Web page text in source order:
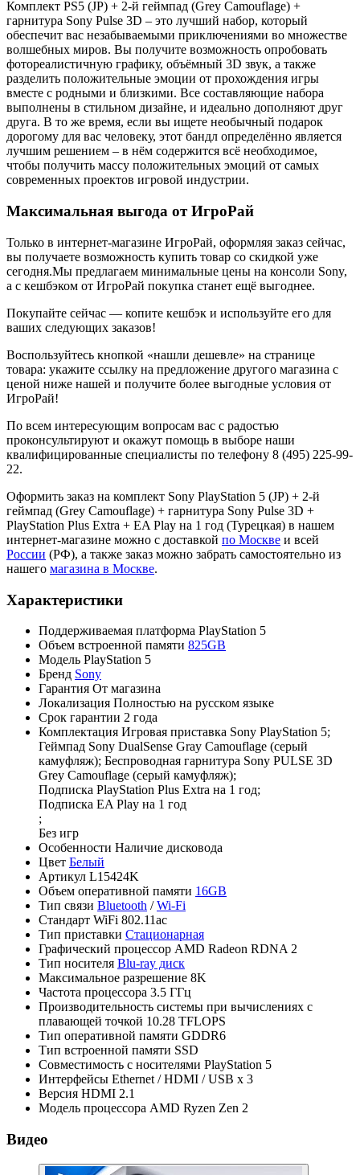
Комплект PS5 (JP) + 2-й геймпад (Grey Camouflage) +
гарнитура Sony Pulse 3D – это лучший набор, который
обеспечит вас незабываемыми приключениями во множестве
волшебных миров. Вы получите возможность опробовать
фотореалистичную графику, объёмный 3D звук, а также
разделить положительные эмоции от прохождения игры
вместе с родными и близкими. Все составляющие набора
выполнены в стильном дизайне, и идеально дополняют друг
друга. В то же время, если вы ищете необычный подарок
дорогому для вас человеку, этот бандл определённо является
лучшим решением – в нём содержится всё необходимое,
чтобы получить массу положительных эмоций от самых
современных проектов игровой индустрии.
Максимальная выгода от ИгроРай
Только в интернет-магазине ИгроРай, оформляя заказ сейчас,
вы получаете возможность купить товар со скидкой уже
сегодня.Мы предлагаем минимальные цены на консоли Sony,
а с кешбэком от ИгроРай покупка станет ещё выгоднее.
Покупайте сейчас — копите кешбэк и используйте его для
ваших следующих заказов!
Воспользуйтесь кнопкой «нашли дешевле» на странице
товара: укажите ссылку на предложение другого магазина с
ценой ниже нашей и получите более выгодные условия от
ИгроРай!
По всем интересующим вопросам вас с радостью
проконсультируют и окажут помощь в выборе наши
квалифицированные специалисты по телефону 8 (495) 225-99-
22.
Оформить заказ на комплект Sony PlayStation 5 (JP) + 2-й
геймпад (Grey Camouflage) + гарнитура Sony Pulse 3D +
PlayStation Plus Extra + EA Play на 1 год (Турецкая) в нашем
интернет-магазине можно с доставкой по Москве и всей
России (РФ), а также заказ можно забрать самостоятельно из
нашего магазина в Москве.
Характеристики
Поддерживаемая платформа PlayStation 5
Объем встроенной памяти 825GB
Модель PlayStation 5
Бренд Sony
Гарантия От магазина
Локализация Полностью на русском языке
Срок гарантии 2 года
Комплектация Игровая приставка Sony PlayStation 5;
Геймпад Sony DualSense Gray Camouflage (серый
камуфляж); Беспроводная гарнитура Sony PULSE 3D
Grey Camouflage (серый камуфляж);
Подписка PlayStation Plus Extra на 1 год;
Подписка EA Play на 1 год
;
Без игр
Особенности Наличие дисковода
Цвет Белый
Артикул L15424K
Объем оперативной памяти 16GB
Тип связи Bluetooth /Wi-Fi
Стандарт WiFi 802.11ac
Тип приставки Стационарная
Графический процессор AMD Radeon RDNA 2
Тип носителя Blu-ray диск
Максимальное разрешение 8K
Частота процессора 3.5 ГГц
Производительность системы при вычислениях с
плавающей точкой 10.28 TFLOPS
Тип оперативной памяти GDDR6
Тип встроенной памяти SSD
Совместимость с носителями PlayStation 5
Интерфейсы Ethernet / HDMI / USB x 3
Версия HDMI 2.1
Модель процессора AMD Ryzen Zen 2
Видео